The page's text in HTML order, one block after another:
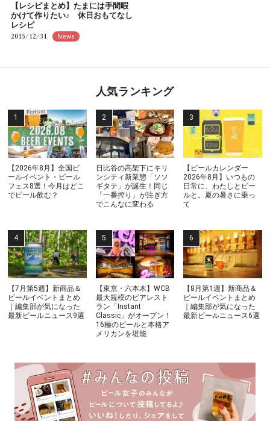
【レシピまとめ】たまには手間暇
かけて作りたい♪ 休日おもてなし
レシピ
2015/12/31 News
人気ランキング
【2026年8月】全国ビ
ールイベント・ビール
フェス8選！今月はどこ
でビール飲む？
日比谷の高架下にキリ
ンシティ新業態「ソソ
ギタテ」が誕生！同じ
「一番搾り」が注ぎ方
でこんなに変わる
【ビールカレンダー
2026年8月】いつもの
日常に、わたしとビー
ルと。夏の暑さに乗っ
て
【7月第5週】新商品＆
ビールイベントまとめ
｜編集部が気になった
最新ビールニュース9選
【東京・六本木】WCB
最大規模のビアレスト
ラン「Instant
Classic」がオープン！
16種のビールと本格ア
メリカンを堪能
【8月第1週】新商品＆
ビールイベントまとめ
｜編集部が気になった
最新ビールニュース6選